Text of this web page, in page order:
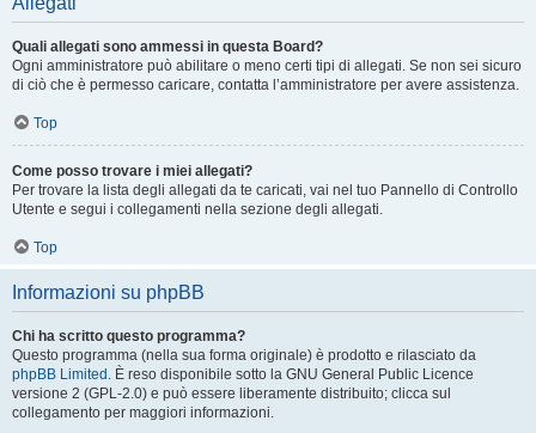
Quali allegati sono ammessi in questa Board?
Ogni amministratore può abilitare o meno certi tipi di allegati. Se non sei sicuro
di ciò che è permesso caricare, contatta l’amministratore per avere assistenza.
Top
Come posso trovare i miei allegati?
Per trovare la lista degli allegati da te caricati, vai nel tuo Pannello di Controllo
Utente e segui i collegamenti nella sezione degli allegati.
Top
Informazioni su phpBB
Chi ha scritto questo programma?
Questo programma (nella sua forma originale) è prodotto e rilasciato da
phpBB Limited . È reso disponibile sotto la GNU General Public Licence
versione 2 (GPL-2.0) e può essere liberamente distribuito; clicca sul
collegamento per maggiori informazioni.